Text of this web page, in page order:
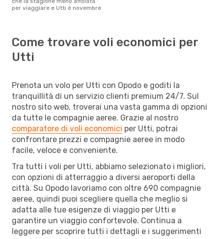
per viaggiare e Utti è novembre
Come trovare voli economici per
Utti
Prenota un volo per Utti con Opodo e goditi la
tranquillità di un servizio clienti premium 24/7. Sul
nostro sito web, troverai una vasta gamma di opzioni
da tutte le compagnie aeree. Grazie al nostro
comparatore di voli economici per Utti, potrai
confrontare prezzi e compagnie aeree in modo
facile, veloce e conveniente.
Tra tutti i voli per Utti, abbiamo selezionato i migliori,
con opzioni di atterraggio a diversi aeroporti della
città. Su Opodo lavoriamo con oltre 690 compagnie
aeree, quindi puoi scegliere quella che meglio si
adatta alle tue esigenze di viaggio per Utti e
garantire un viaggio confortevole. Continua a
leggere per scoprire tutti i dettagli e i suggerimenti